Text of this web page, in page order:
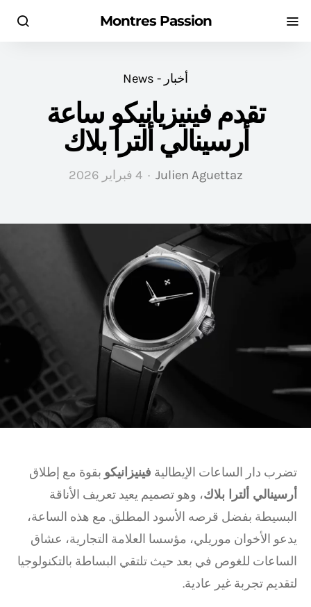
Montres Passion
أخبار - News
تقدم فينيزيانيكو ساعة
أرسينالي ألترا بلاك
Julien Aguettaz 4 فبراير 2026
تضرب دار الساعات الإيطالية فينيزانيكو بقوة مع إطلاق
أرسينالي ألترا بلاك، وهو تصميم يعيد تعريف الأناقة
البسيطة بفضل قرصه الأسود المطلق. مع هذه الساعة،
يدعو الأخوان موريلي، مؤسسا العلامة التجارية، عشاق
الساعات للغوص في بعد حيث تلتقي البساطة بالتكنولوجيا
لتقديم تجربة غير عادية.